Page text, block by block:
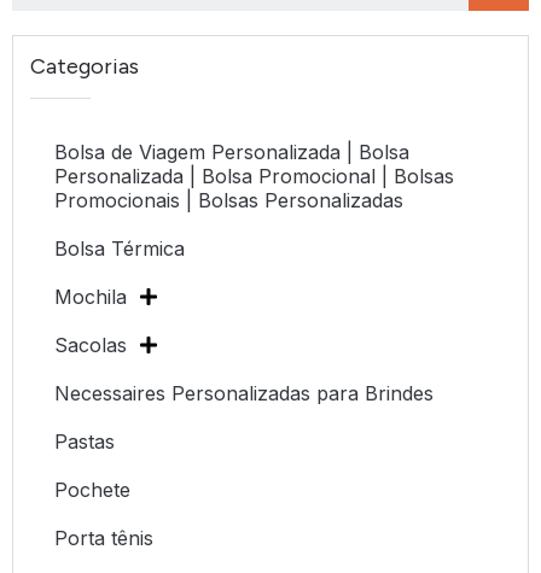
Categorias
Bolsa de Viagem Personalizada | Bolsa
Personalizada | Bolsa Promocional | Bolsas
Promocionais | Bolsas Personalizadas
Bolsa Térmica
Mochila
Sacolas
Necessaires Personalizadas para Brindes
Pastas
Pochete
Porta tênis